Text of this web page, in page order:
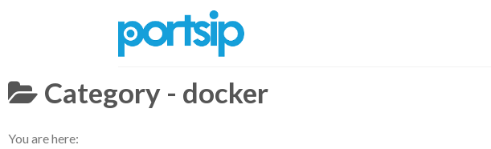
Category - docker
You are here: